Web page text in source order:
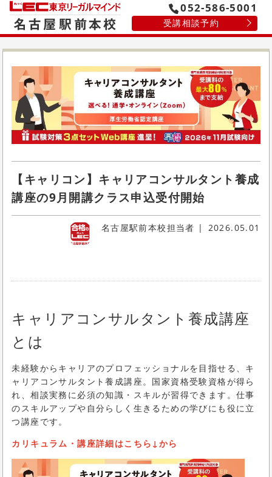
052-586-5001
受講相談予約
【キャリコン】キャリアコンサルタント養成
講座の9月開講クラス申込受付開始
名古屋駅前本校担当者 2026.05.01
キャリアコンサルタント養成講座
とは
未経験からキャリアのプロフェッショナルを目指せる、キ
ャリアコンサルタント養成講座。国家資格受験資格が得ら
れ、相談実務に必須の知識・スキルが習得できます。仕事
のスキルアップや自分らしく生きるための学びにも役に立
つ講座です。
カリキュラム・講座詳細はこちら↓から